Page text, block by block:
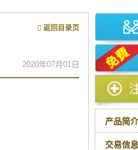
返回目录页
2020年07月01日
产品简介
交易信息